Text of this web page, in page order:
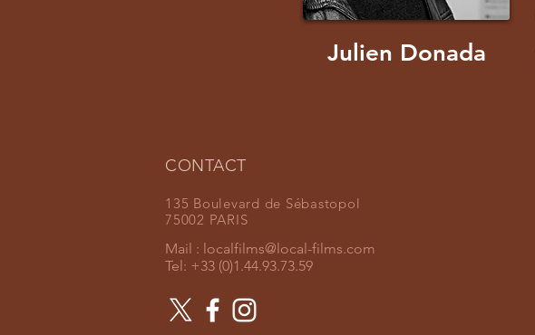
Julien Donada
CONTACT
135 Boulevard de Sébastopol
75002 PARIS
Mail : localfilms@local-films.com
Tel: +33 (0)1.44.93.73.59